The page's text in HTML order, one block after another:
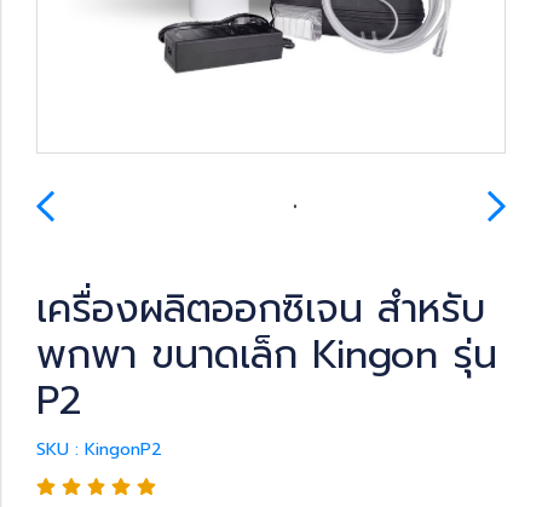
เครื่องผลิตออกซิเจน สำหรับ
พกพา ขนาดเล็ก Kingon รุ่น
P2
SKU : KingonP2